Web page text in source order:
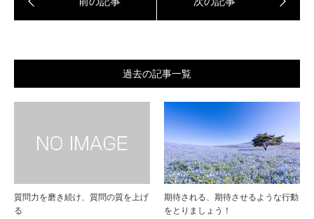
過去の記事一覧
質問力を磨き続け、質問の質を上げ
る
期待される、期待させるような行動
をとりましょう！